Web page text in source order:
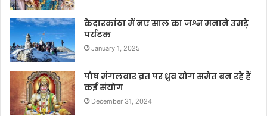
केदारकांठा में नए साल का जश्न मनाने उमड़े
पर्यटक
January 1, 2025
पौष मंगलवार व्रत पर ध्रुव योग समेत बन रहे हैं
कई संयोग
December 31, 2024